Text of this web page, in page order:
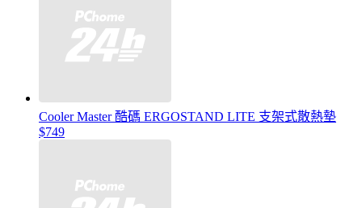
Cooler Master 酷碼 ERGOSTAND LITE 支架式散熱墊
$749